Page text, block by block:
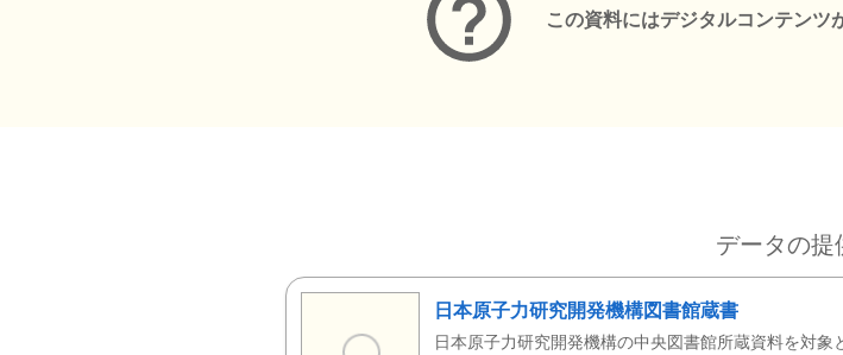
この資料にはデジタルコンテンツ
データの提
日本原子力研究開発機構図書館蔵書
日本原子力研究開発機構の中央図書館所蔵資料を対象